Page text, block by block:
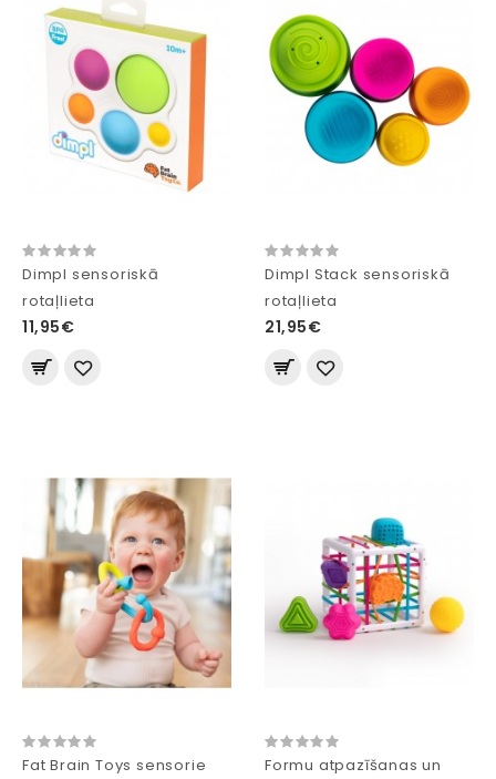
Dimpl sensoriskā
rotaļlieta
11,95€
Dimpl Stack sensoriskā
rotaļlieta
21,95€
Fat Brain Toys sensorie
Formu atpazīšanas un